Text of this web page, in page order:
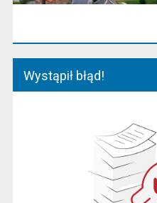
Wystąpił błąd!